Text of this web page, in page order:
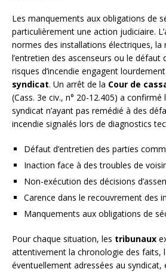
Les manquements aux obligations de
particulièrement une action judiciaire.
normes des installations électriques, la
l’entretien des ascenseurs ou le défaut
risques d’incendie engagent
syndicat. Un arrêt de la Cour de
(Cass. 3e civ., n° 20-12.405) a confirmé
syndicat n’ayant pas remédié à des
incendie signalés lors de diagnostics
Défaut d’entretien des parties
Inaction face à des troubles de
Non-exécution des décisions
Carence dans le recouvrement des
Manquements aux obligations de
Pour chaque situation, les tribunaux
attentivement la chronologie des faits,
éventuellement adressées au syndicat,